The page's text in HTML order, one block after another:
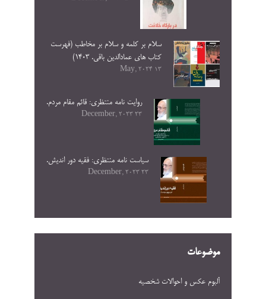
سلام بر کلمه و سلام بر مخاطب (فهرست
کتاب های عمادالدین باقی. ۱۴۰۳)
13 May, 2024
روایت نامه منتظری: قائم مقام مردم.
23 December, 2023
سیاست نامه منتظری: فقیه دور اندیش.
23 December, 2023
موضوعات
آلبوم عکس و احوالات شخصيه